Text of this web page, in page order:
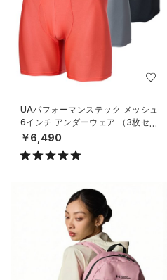
UAパフォーマンステック メッシュ
6インチ アンダーウェア （3枚セッ
ト）（トレーニング/MEN）
￥6,490